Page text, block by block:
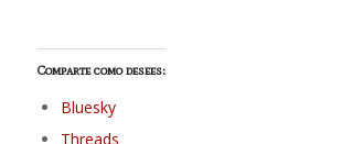
Comparte como desees:
Bluesky
Threads